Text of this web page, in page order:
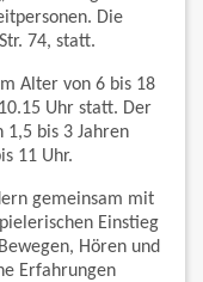
Die
74, statt.
Alter von 6 bis 18
Uhr statt. Der
bis 3 Jahren
11 Uhr.
gemeinsam mit
Einstieg
Hören und
Erfahrungen